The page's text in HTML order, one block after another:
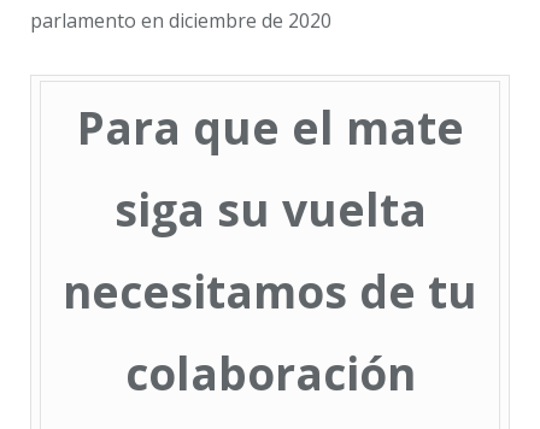
parlamento en diciembre de 2020
Para que el mate
siga su vuelta
necesitamos de tu
colaboración